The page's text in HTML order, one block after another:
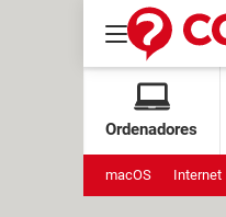
Ordenadores
macOS Internet